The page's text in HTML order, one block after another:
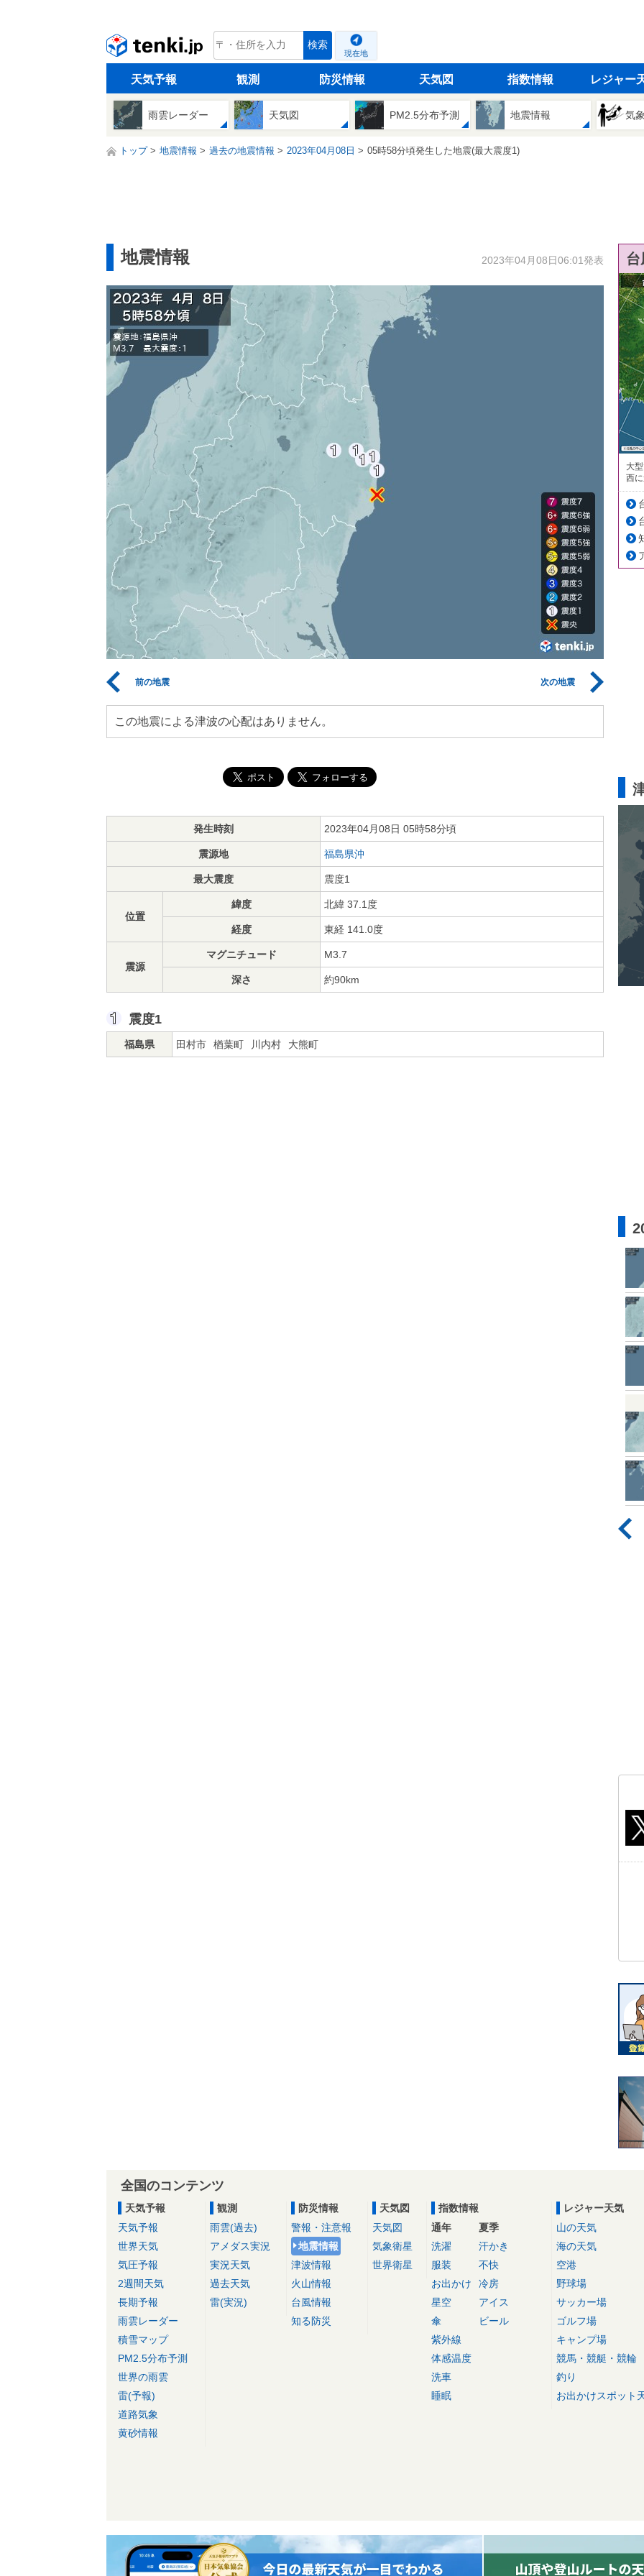
tenki.jp 検索
現在地
天気予報 観測 防災情報 天気図 指数情報 レジャー
雨雲レーダー 天気図 PM2.5分布予測 地震情報 気
トップ 地震情報 過去の地震情報 2023年04月08日 05時58分頃発生した地震(最大震度1)
地震情報 2023年04月08日06:01発表
前の地震 次の地震
この地震による津波の心配はありません。
発生時刻 2023年04月08日 05時58分頃
震源地 福島県沖
最大震度 震度1
位置
緯度 北緯 37.1度
経度 東経 141.0度
震源
マグニチュード M3.7
深さ 約90km
震度1
福島県 田村市 楢葉町 川内村 大熊町
大
西
全国のコンテンツ
天気予報
天気予報
世界天気
気圧予報
2週間天気
長期予報
雨雲レーダー
積雪マップ
PM2.5分布予測
世界の雨雲
雷(予報)
道路気象
黄砂情報
観測
雨雲(過去)
アメダス実況
実況天気
過去天気
雷(実況)
防災情報
警報・注意報
地震情報
津波情報
火山情報
台風情報
知る防災
天気図
天気図
気象衛星
世界衛星
指数情報
通年
洗濯
服装
お出かけ
星空
傘
紫外線
体感温度
洗車
睡眠
夏季
汗かき
不快
冷房
アイス
ビール
レジャー天気
山の天気
海の天気
空港
野球場
サッカー場
ゴルフ場
キャンプ場
競馬・競艇・競輪
釣り
お出かけスポット